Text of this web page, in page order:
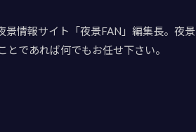
情報サイト「夜景FAN」編集長。夜景
であれば何でもお任せ下さい。